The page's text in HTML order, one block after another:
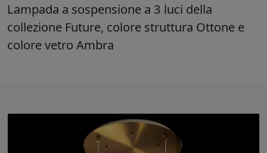
Lampada a sospensione a 3 luci della
collezione Future, colore struttura Ottone e
colore vetro Ambra